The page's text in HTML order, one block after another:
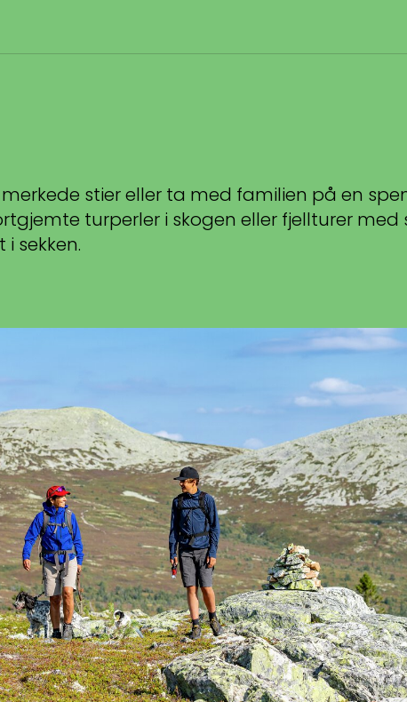
1,0m/s
°C
:0/41
Vær- og føredata er levert av fnugg,Yr, Meteorologisk institutt og NRK
stier eller ta med familien på en
turperler i skogen eller fjellturer med
sekken.